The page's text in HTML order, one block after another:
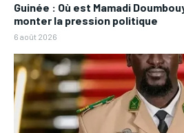
Guinée : Où est Mamadi
monter la pression politique
6 août 2026